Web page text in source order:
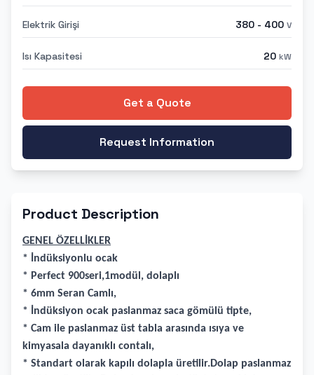
Elektrik Girişi 380 - 400 V
Isı Kapasitesi 20 kW
Get a Quote
Request Information
Product Description
GENEL ÖZELLİKLER
* İndüksiyonlu ocak
* Perfect 900seri,1modül, dolaplı
* 6mm Seran Camlı,
* İndüksiyon ocak paslanmaz saca gömülü tipte,
* Cam ile paslanmaz üst tabla arasında ısıya ve
kimyasala dayanıklı contalı,
* Standart olarak kapılı dolapla üretilir.Dolap paslanmaz